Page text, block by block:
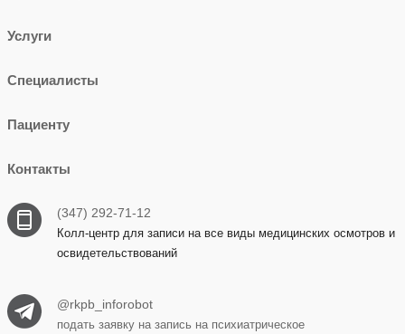
Услуги
Специалисты
Пациенту
Контакты
(347) 292-71-12
Колл-центр для записи на все виды медицинских осмотров и
освидетельствований
@rkpb_inforobot
подать заявку на запись на психиатрическое